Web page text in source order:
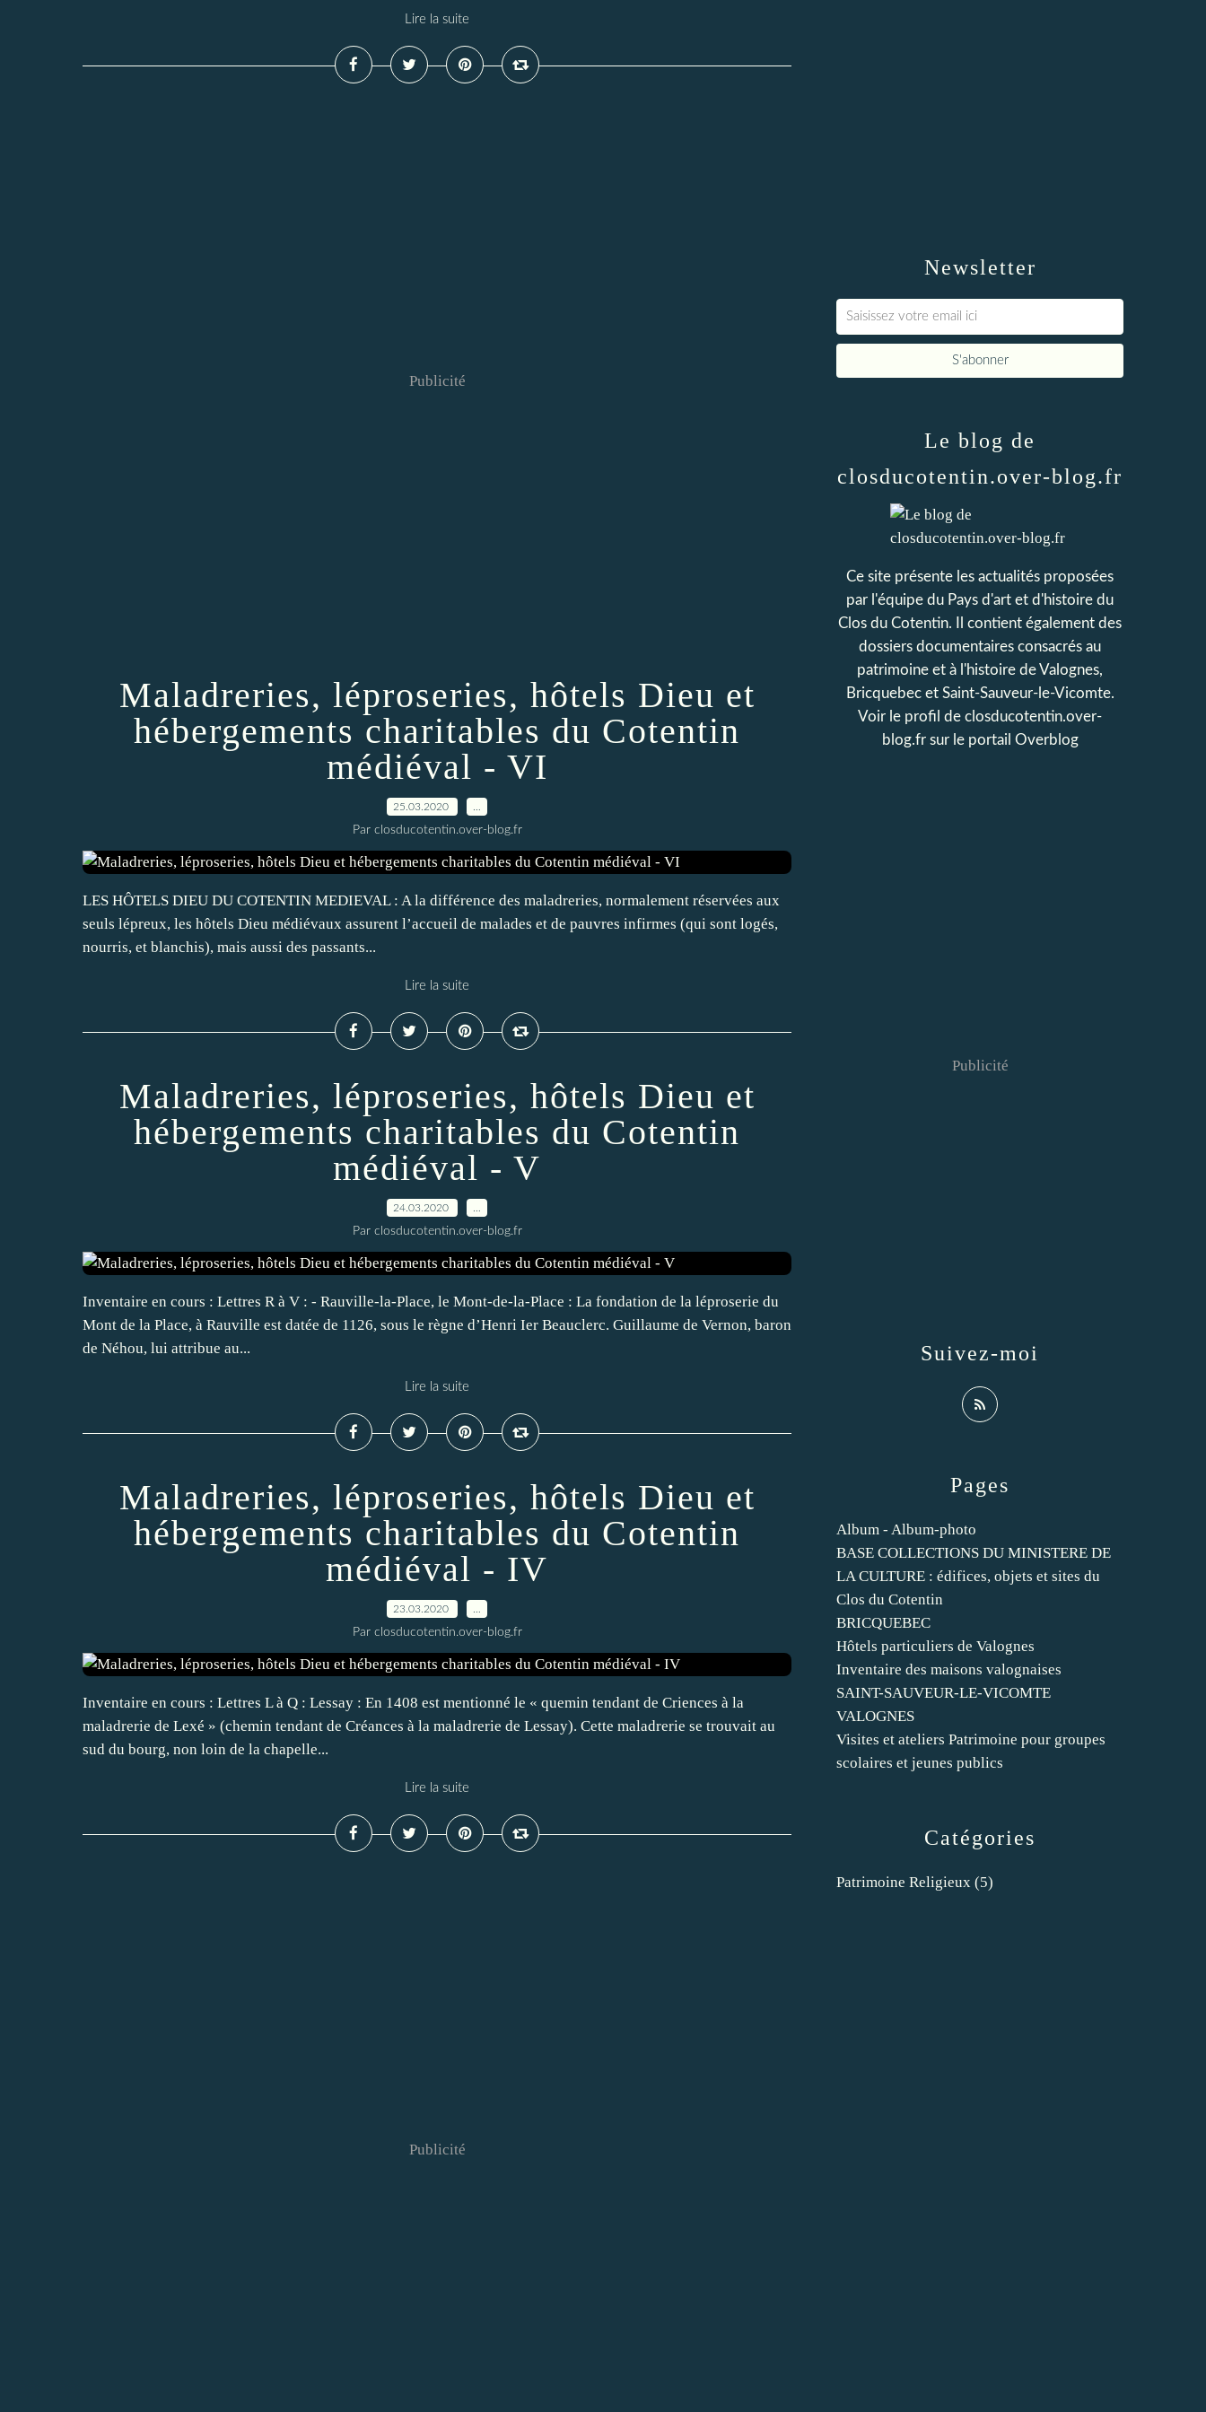
Lire la suite
Publicité
Maladreries, léproseries, hôtels Dieu et
hébergements charitables du Cotentin
médiéval - VI
25.03.2020
Par closducotentin.over-blog.fr
LES HÔTELS DIEU DU COTENTIN MEDIEVAL : A la différence des maladreries, normalement réservées aux
seuls lépreux, les hôtels Dieu médiévaux assurent l’accueil de malades et de pauvres infirmes (qui sont logés,
nourris, et blanchis), mais aussi des passants...
Lire la suite
Maladreries, léproseries, hôtels Dieu et
hébergements charitables du Cotentin
médiéval - V
24.03.2020
Par closducotentin.over-blog.fr
Inventaire en cours : Lettres R à V : - Rauville-la-Place, le Mont-de-la-Place : La fondation de la léproserie du
Mont de la Place, à Rauville est datée de 1126, sous le règne d’Henri Ier Beauclerc. Guillaume de Vernon, baron
de Néhou, lui attribue au...
Lire la suite
Maladreries, léproseries, hôtels Dieu et
hébergements charitables du Cotentin
médiéval - IV
23.03.2020
Par closducotentin.over-blog.fr
Inventaire en cours : Lettres L à Q : Lessay : En 1408 est mentionné le « quemin tendant de Criences à la
maladrerie de Lexé » (chemin tendant de Créances à la maladrerie de Lessay). Cette maladrerie se trouvait au
sud du bourg, non loin de la chapelle...
Lire la suite
Publicité
Newsletter
Catégories
Patrimoine Religieux (5)
Pages
Album - Album-photo
BASE COLLECTIONS DU MINISTERE DE
LA CULTURE : édifices, objets et sites du
Clos du Cotentin
BRICQUEBEC
Hôtels particuliers de Valognes
Inventaire des maisons valognaises
SAINT-SAUVEUR-LE-VICOMTE
VALOGNES
Visites et ateliers Patrimoine pour groupes
scolaires et jeunes publics
Le blog de
closducotentin.over-blog.fr
Ce site présente les actualités proposées
par l'équipe du Pays d'art et d'histoire du
Clos du Cotentin. Il contient également des
dossiers documentaires consacrés au
patrimoine et à l'histoire de Valognes,
Bricquebec et Saint-Sauveur-le-Vicomte.
Voir le profil de closducotentin.over-
blog.frsur le portail Overblog
Suivez-moi
Publicité